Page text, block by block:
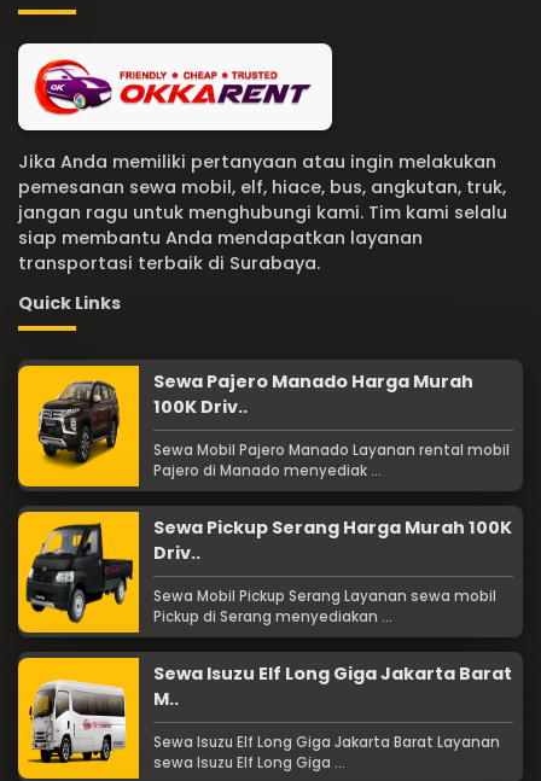
Jika Anda memiliki pertanyaan atau ingin melakukan
pemesanan sewa mobil, elf, hiace, bus, angkutan, truk,
jangan ragu untuk menghubungi kami. Tim kami selalu
siap membantu Anda mendapatkan layanan
transportasi terbaik di Surabaya.
Quick Links
Sewa Pajero Manado Harga Murah
100K Driv..
Sewa Mobil Pajero Manado Layanan rental mobil
Pajero di Manado menyediak ...
Sewa Pickup Serang Harga Murah 100K
Driv..
Sewa Mobil Pickup Serang Layanan sewa mobil
Pickup di Serang menyediakan ...
Sewa Isuzu Elf Long Giga Jakarta Barat
M..
Sewa Isuzu Elf Long Giga Jakarta Barat Layanan
sewa Isuzu Elf Long Giga ...